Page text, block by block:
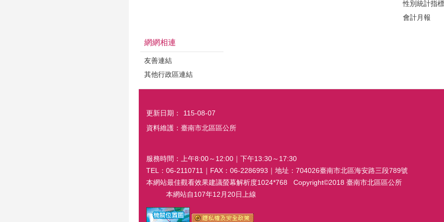
性別統計指標
會計月報
網網相連
友善連結
其他行政區連結
更新日期：
115-08-07
資料維護：臺南市北區區公所
服務時間：上午8:00～12:00｜下午13:30～17:30
TEL：06-2110711｜FAX：06-2286993｜地址：704026臺南市北區海安路三段789號
本網站最佳觀看效果建議螢幕解析度1024*768 Copyright©2018 臺南市北區區公所
本網站自107年12月20日上線